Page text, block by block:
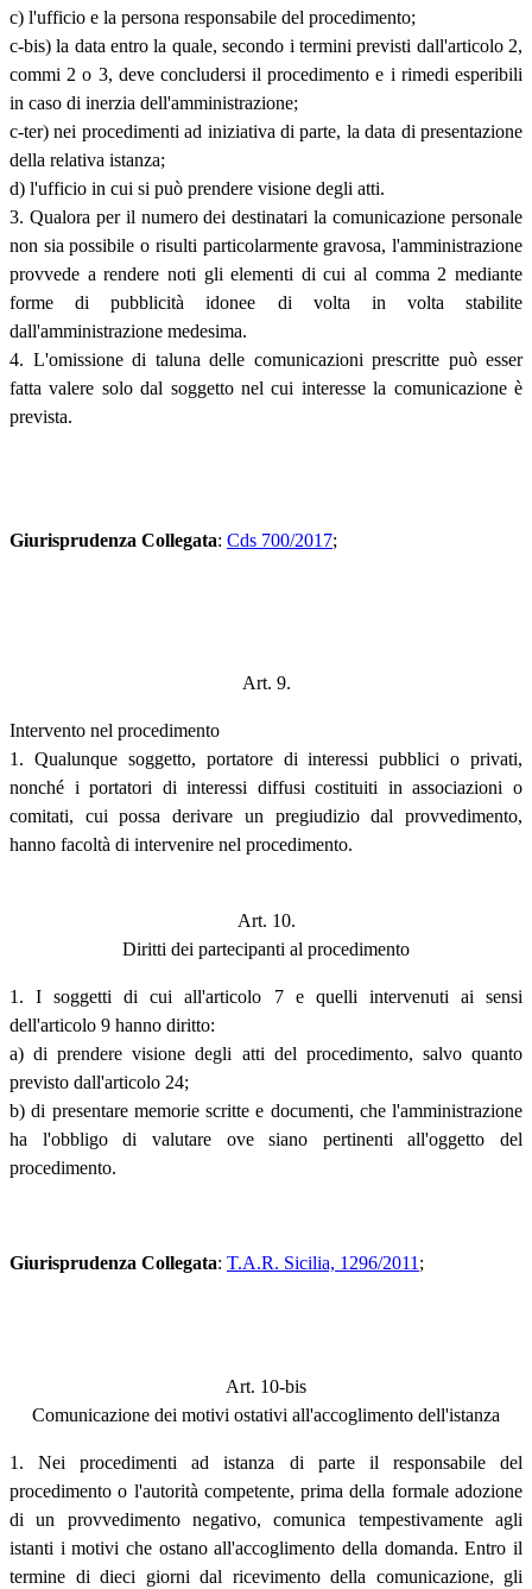
c) l'ufficio e la persona responsabile del procedimento;
c-bis) la data entro la quale, secondo i termini previsti dall'articolo 2,
commi 2 o 3, deve concludersi il procedimento e i rimedi esperibili
in caso di inerzia dell'amministrazione;
c-ter) nei procedimenti ad iniziativa di parte, la data di presentazione
della relativa istanza;
d) l'ufficio in cui si può prendere visione degli atti.
3. Qualora per il numero dei destinatari la comunicazione personale
non sia possibile o risulti particolarmente gravosa, l'amministrazione
provvede a rendere noti gli elementi di cui al comma 2 mediante
forme di pubblicità idonee di volta in volta stabilite
dall'amministrazione medesima.
4. L'omissione di taluna delle comunicazioni prescritte può esser
fatta valere solo dal soggetto nel cui interesse la comunicazione è
prevista.
Giurisprudenza Collegata: Cds 700/2017;
Art. 9.
Intervento nel procedimento
1. Qualunque soggetto, portatore di interessi pubblici o privati,
nonché i portatori di interessi diffusi costituiti in associazioni o
comitati, cui possa derivare un pregiudizio dal provvedimento,
hanno facoltà di intervenire nel procedimento.
Art. 10.
Diritti dei partecipanti al procedimento
1. I soggetti di cui all'articolo 7 e quelli intervenuti ai sensi
dell'articolo 9 hanno diritto:
a) di prendere visione degli atti del procedimento, salvo quanto
previsto dall'articolo 24;
b) di presentare memorie scritte e documenti, che l'amministrazione
ha l'obbligo di valutare ove siano pertinenti all'oggetto del
procedimento.
Giurisprudenza Collegata: T.A.R. Sicilia, 1296/2011 ;
Art. 10-bis
Comunicazione dei motivi ostativi all'accoglimento dell'istanza
1. Nei procedimenti ad istanza di parte il responsabile del
procedimento o l'autorità competente, prima della formale adozione
di un provvedimento negativo, comunica tempestivamente agli
istanti i motivi che ostano all'accoglimento della domanda. Entro il
termine di dieci giorni dal ricevimento della comunicazione, gli